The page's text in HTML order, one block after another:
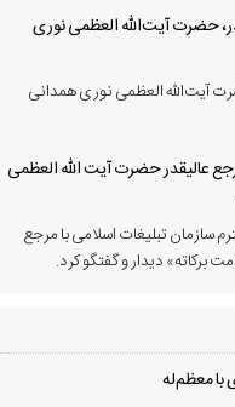
حضرت آیت‌الله العظمی نوری
آیت‌الله العظمی نوری همدانی
حضرت آیت الله العظمی
تبلیغات اسلامی با مرجع
دیدار و گفتگو کرد.
معظم‌له